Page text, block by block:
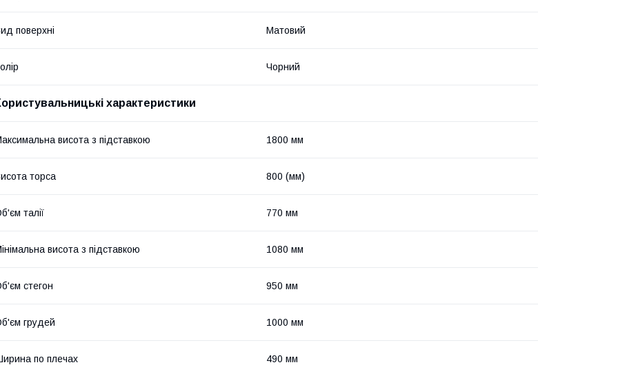
поверхні Матовий
Чорний
характеристики
висота з підставкою 1800 мм
торса 800 (мм)
талії 770 мм
висота з підставкою 1080 мм
стегон 950 мм
грудей 1000 мм
по плечах 490 мм